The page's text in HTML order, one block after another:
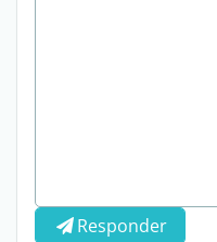
Responder